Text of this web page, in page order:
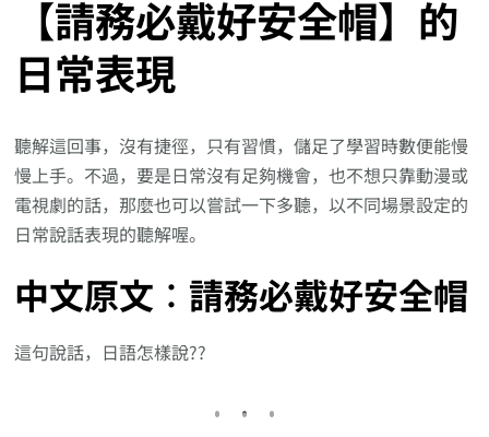
【請務必戴好安全帽】的
日常表現
聽解這回事，沒有捷徑，只有習慣，儲足了學習時數便能慢
慢上手。不過，要是日常沒有足夠機會，也不想只靠動漫或
電視劇的話，那麼也可以嘗試一下多聽，以不同場景設定的
日常說話表現的聽解喔。
中文原文︰請務必戴好安全帽
這句說話，日語怎樣說??